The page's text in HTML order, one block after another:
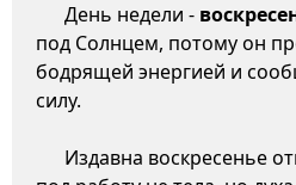
День недели -
под Солнцем, потому он
бодрящей энергией и
силу.
Издавна воскресенье